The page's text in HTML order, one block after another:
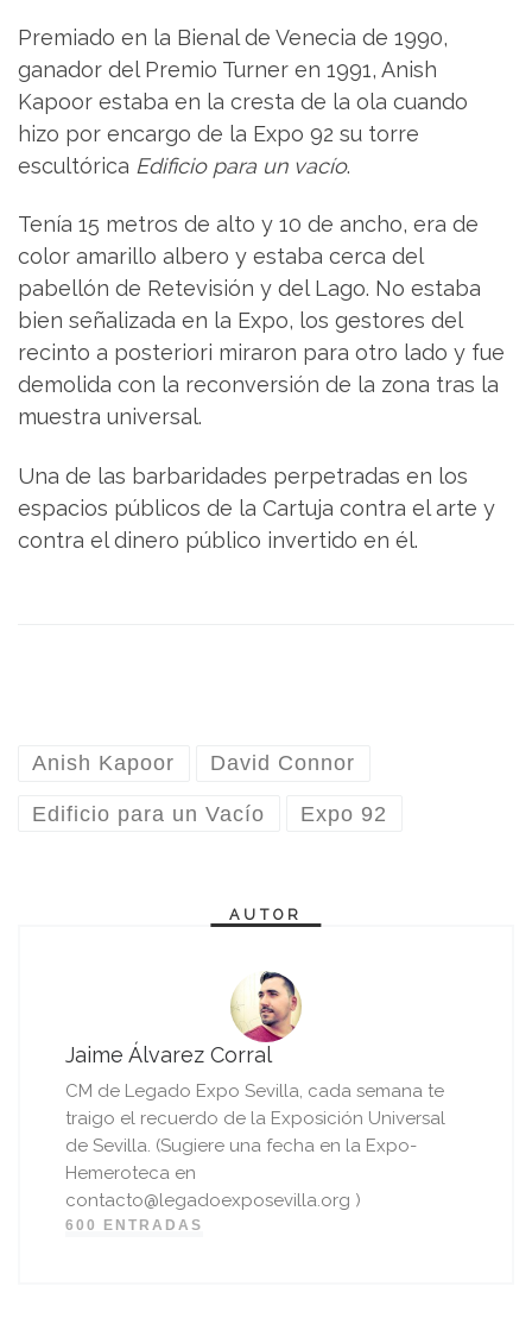
Premiado en la Bienal de Venecia de 1990,
ganador del Premio Turner en 1991, Anish
Kapoor estaba en la cresta de la ola cuando
hizo por encargo de la Expo 92 su torre
escultórica Edificio para un vacío.
Tenía 15 metros de alto y 10 de ancho, era de
color amarillo albero y estaba cerca del
pabellón de Retevisión y del Lago. No estaba
bien señalizada en la Expo, los gestores del
recinto a posteriori miraron para otro lado y fue
demolida con la reconversión de la zona tras la
muestra universal.
Una de las barbaridades perpetradas en los
espacios públicos de la Cartuja contra el arte y
contra el dinero público invertido en él.
Anish Kapoor David Connor
Edificio para un Vacío Expo 92
AUTOR
Jaime Álvarez Corral
CM de Legado Expo Sevilla, cada semana te
traigo el recuerdo de la Exposición Universal
de Sevilla. (Sugiere una fecha en la Expo-
Hemeroteca en
contacto@legadoexposevilla.org )
600 ENTRADAS